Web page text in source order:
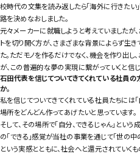
校時代の文集を読み返したら「海外に行きたい
路を決めなおしました。
元々メーカーに就職しようと考えていましたが
トを切り開く方が、さまざまな背景によらず生
た。ただモノを作るだけでなく、機会を作り出
が、この普遍的な夢の実現に繋がっていくと信じ
石田代表を信じてついてきてくれている社員の
か。
私を信じてついてきてくれている社員たちには
場所をどんどん作ってあげたいと思っています。
そして、その場所で「自分、できるじゃん」とい
の「できる」感覚が当社の事業を通じて「世の中
という実感とともに、社会へと還元されていく